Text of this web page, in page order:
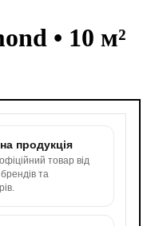
• 10 м²
продукція
товар від
та